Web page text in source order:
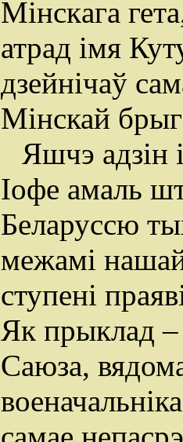
Mінскaга
атрад імя
дзейнічаў
Мінскай
Яшчэ адзін
Іофе амаль
Беларуссю
межамі
ступені
Як прыклад –
Саюза,